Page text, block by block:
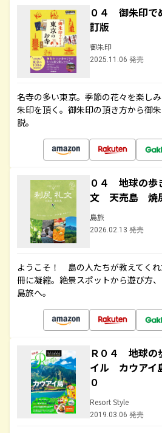
０４ 御朱印で
訂版
御朱印
2025.11.06 発売
名寺の多い東京。季節の花々を楽し
朱印を頂く。御朱印の頂き方から御
説。
０４ 地球の
文 天売島 焼
島旅
2026.02.13 発売
ようこそ！ 島の人たちが教えてく
冊に凝縮。絶景スポットから遊び方、
島旅へ。
Ｒ０４ 地球の
イル カウアイ
０
Resort Style
2019.03.06 発売